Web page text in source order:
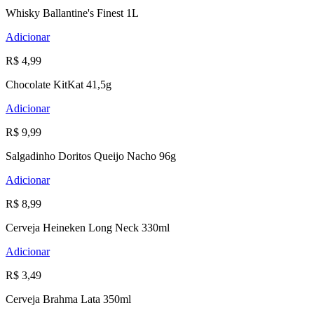
Whisky Ballantine's Finest 1L
Adicionar
R$ 4,99
Chocolate KitKat 41,5g
Adicionar
R$ 9,99
Salgadinho Doritos Queijo Nacho 96g
Adicionar
R$ 8,99
Cerveja Heineken Long Neck 330ml
Adicionar
R$ 3,49
Cerveja Brahma Lata 350ml